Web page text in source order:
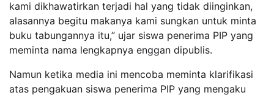
kami dikhawatirkan terjadi hal yang tidak diinginkan,
alasannya begitu makanya kami sungkan untuk minta
buku tabungannya itu,” ujar siswa penerima PIP yang
meminta nama lengkapnya enggan dipublis.
Namun ketika media ini mencoba meminta klarifikasi
atas pengakuan siswa penerima PIP yang mengaku